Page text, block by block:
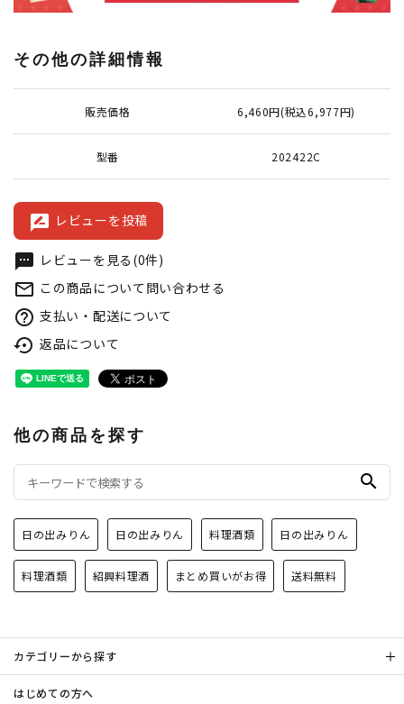
その他の詳細情報
販売価格 6,460円(税込6,977円)
型番 202422C
rate_review レビューを投稿
textsms レビューを見る(0件)
mail_outline この商品について問い合わせる
help_outline 支払い・配送について
settings_backup_restore 返品について
他の商品を探す
search
日の出みりん 日の出みりん 料理酒類 日の出みりん
料理酒類 紹興料理酒 まとめ買いがお得 送料無料
カテゴリーから探す
はじめての方へ